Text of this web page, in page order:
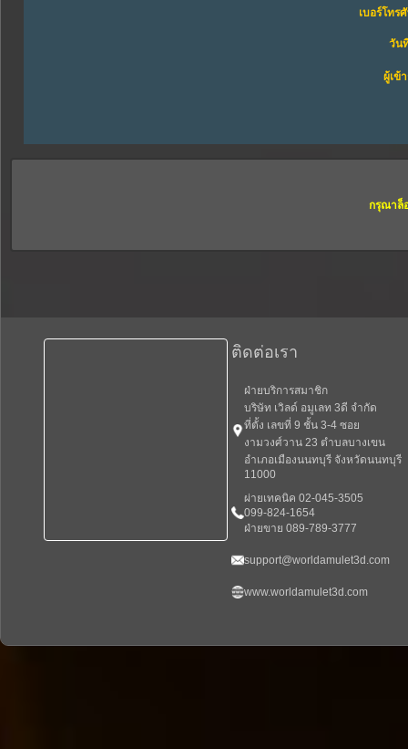
เบอร์โทร
วัน
ผู้เข้
กรุณาล็
ติดต่อเรา
ฝ่ายบริการสมาชิก
บริษัท เวิลด์ อมูเลท 3ดี จำกัด
ที่ตั้ง เลขที่ 9 ชั้น 3-4 ซอย
งามวงศ์วาน 23 ตำบลบางเขน
อำเภอเมืองนนทบุรี จังหวัดนนทบุรี
11000
ผ่ายเทคนิค 02-045-3505
099-824-1654
ฝ่ายขาย 089-789-3777
support@worldamulet3d.com
www.worldamulet3d.com